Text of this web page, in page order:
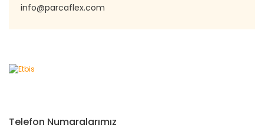
info@parcaflex.com
Telefon Numaralarımız